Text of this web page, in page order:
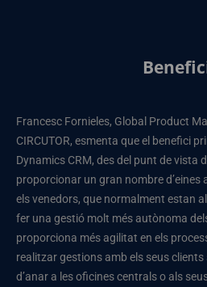
Francesc Fornieles, Global Product
CIRCUTOR, esmenta que el benefici
Dynamics CRM, des del punt de vista
proporcionar un gran nombre d’eines
els venedors, que normalment estan
fer una gestió molt més autònoma
proporciona més agilitat en els
realitzar gestions amb els seus clients
d’anar a les oficines centrals o als